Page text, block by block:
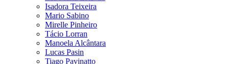
Isadora Teixeira
Mario Sabino
Mirelle Pinheiro
Tácio Lorran
Manoela Alcântara
Lucas Pasin
Tiago Pavinatto